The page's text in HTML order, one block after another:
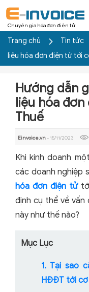
Chuyên gia hóa đơn điện tử
Trang chủ Tin tức
liệu hóa đơn điện tử tới
Hướng dẫn
liệu hóa
Thuế
Einvoice.vn- 15/11/2023
Khi kinh doanh
các doanh nghiệp
hóa đơn điện tử
định cụ thể về
này như thế nào?
Mục Lục
1. Tại sao
HĐĐT tới cơ